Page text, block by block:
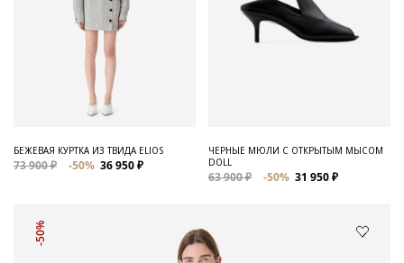
БЕЖЕВАЯ КУРТКА ИЗ ТВИДА ELIOS
73 900 ₽ -50% 36 950 ₽
ЧЕРНЫЕ МЮЛИ С ОТКРЫТЫМ МЫСОМ
DOLL
63 900 ₽ -50% 31 950 ₽
-50%